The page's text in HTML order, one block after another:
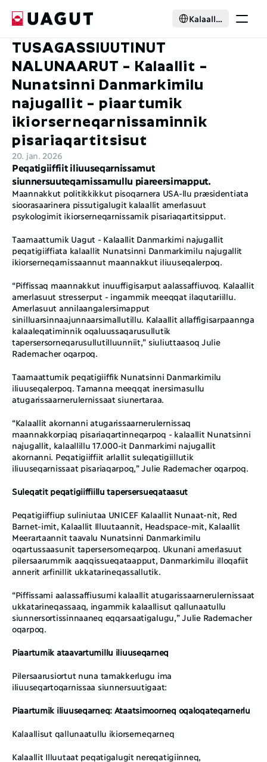
Select Language
Ikiorsernerneqarneq
Ilaasortaaneq
Nutaarsiassat
Suleqatigaagut
Kattuffik pillugu
Select Language
Kalaallisut
Ilaasortanngorit
TUSAGASSIUUTINUT
NALUNAARUT – Kalaallit –
Nunatsinni Danmarkimilu
najugallit – piaartumik
ikiorserneqarnissaminnik
pisariaqartitsisut
20. jan. 2026
Peqatigiiffiit iliuuseqarnissamut
siunnersuuteqarnissamullu piareersimapput.
Maannakkut politikkikkut pisoqarnera USA-llu præsidentiata
sioorasaarinera pissutigalugit kalaallit amerlasuut
psykologimit ikiorserneqarnissamik pisariaqartitsipput.
Taamaattumik Uagut - Kalaallit Danmarkimi najugallit
peqatigiiffiata kalaallit Nunatsinni Danmarkimilu najugallit
ikiorserneqarnissaannut maannakkut iliuuseqalerpoq.
“Piffissaq maannakkut inuuffigisarput aalassaffiuvoq. Kalaallit
amerlasuut stresserput - ingammik meeqqat ilaqutariillu.
Amerlasuut annilaangalersimapput
sinilluarsinnaajunnaarsimallutillu. Kalaallit allaffigisarpaannga
kalaaleqatiminnik oqaluussaqarusullutik
tapersersorneqarusullutilluunniit,” siuliuttaasoq Julie
Rademacher oqarpoq.
Taamaattumik peqatigiiffik Nunatsinni Danmarkimilu
iliuuseqalerpoq. Tamanna meeqqat inersimasullu
atugarissaarnerulernissaat siunertaraa.
“Kalaallit akornanni atugarissaarnerulernissaq
maannakkorpiaq pisariaqartinneqarpoq - kalaallit Nunatsinni
najugallit, kalaallillu 17.000-it Danmarkimi najugallit
akornanni. Peqatigiiffiit arlallit suleqatigiillutik
iliuuseqarnissaat pisariaqarpoq,” Julie Rademacher oqarpoq.
Suleqatit peqatigiiffiillu tapersersueqataasut
Peqatigiiffiup suliniutaa UNICEF Kalaallit Nunaat-nit, Red
Barnet-imit, Kalaallit Illuutaannit, Headspace-mit, Kalaallit
Meerartaannit taavalu Nunatsinni Danmarkimilu
oqartussaasunit tapersersorneqarpoq. Ukunani amerlasuut
pilersaarummik aaqqissueqataapput, Danmarkimilu illoqafiit
annerit arfinillit ukkatarineqassallutik.
“Piffissami aalassaffiusumi kalaallit atugarissaarnerulernissaat
ukkatarineqassaaq, ingammik kalaallisut qallunaatullu
siunnersortissinnaaneq eqqarsaatigalugu,” Julie Rademacher
oqarpoq.
Piaartumik ataavartumillu iliuuseqarneq
Pilersaarusiortut nuna tamakkerlugu ima
iliuuseqartoqarnissaa siunnersuutigaat:
Piaartumik iliuuseqarneq: Ataatsimoorneq oqaloqateqarnerlu
Kalaallisut qallunaatullu ikiorserneqarneq
Kalaallit Illuutaat peqatigalugit nereqatigiinneq,